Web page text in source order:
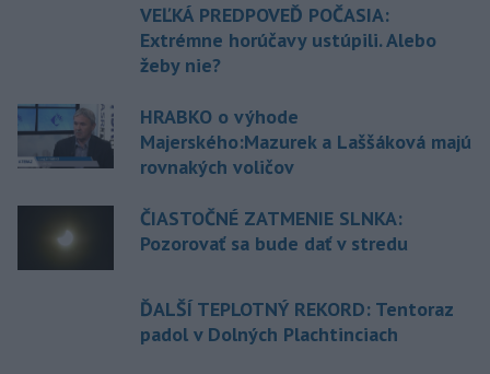
VEĽKÁ PREDPOVEĎ POČASIA:
Extrémne horúčavy ustúpili. Alebo
žeby nie?
HRABKO o výhode
Majerského:Mazurek a Laššáková majú
rovnakých voličov
ČIASTOČNÉ ZATMENIE SLNKA:
Pozorovať sa bude dať v stredu
ĎALŠÍ TEPLOTNÝ REKORD: Tentoraz
padol v Dolných Plachtinciach